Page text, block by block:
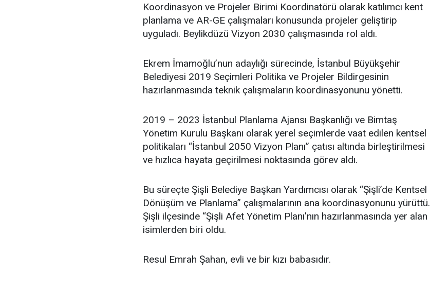
Koordinasyon ve Projeler Birimi Koordinatörü olarak katılımcı kent
planlama ve AR-GE çalışmaları konusunda projeler geliştirip
uyguladı. Beylikdüzü Vizyon 2030 çalışmasında rol aldı.
Ekrem İmamoğlu’nun adaylığı sürecinde, İstanbul Büyükşehir
Belediyesi 2019 Seçimleri Politika ve Projeler Bildirgesinin
hazırlanmasında teknik çalışmaların koordinasyonunu yönetti.
2019 – 2023 İstanbul Planlama Ajansı Başkanlığı ve Bimtaş
Yönetim Kurulu Başkanı olarak yerel seçimlerde vaat edilen kentsel
politikaları “İstanbul 2050 Vizyon Planı” çatısı altında birleştirilmesi
ve hızlıca hayata geçirilmesi noktasında görev aldı.
Bu süreçte Şişli Belediye Başkan Yardımcısı olarak “Şişli’de Kentsel
Dönüşüm ve Planlama” çalışmalarının ana koordinasyonunu yürüttü.
Şişli ilçesinde “Şişli Afet Yönetim Planı'nın hazırlanmasında yer alan
isimlerden biri oldu.
Resul Emrah Şahan, evli ve bir kızı babasıdır.